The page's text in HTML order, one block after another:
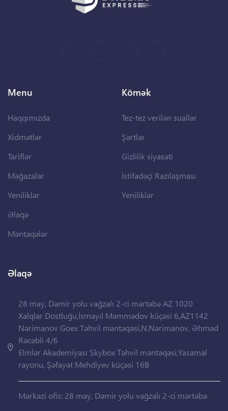
Menu
Haqqımızda
Xidmətlər
Tariflər
Mağazalar
Yeniliklər
Əlaqə
Məntəqələr
Kömək
Tez-tez verilən suallar
Şərtlər
Gizlilik siyasəti
İstifadəçi Razılaşması
Yeniliklər
Əlaqə
28 may, Dəmir yolu vağzalı 2-ci mərtəbə AZ 1020
Xalqlar Dostluğu,İsmayıl Məmmədov küçəsi 6,AZ1142
Nərimanov Goex Təhvil məntəqəsi,N.Nərimanov, Əhməd
Rəcəbli 4/6
Elmlər Akademiyası Skybox Təhvil məntəqəsi,Yasamal
rayonu, Şəfayət Mehdiyev küçəsi 16B
Mərkəzi ofis: 28 may, Dəmir yolu vağzalı 2-ci mərtəbə